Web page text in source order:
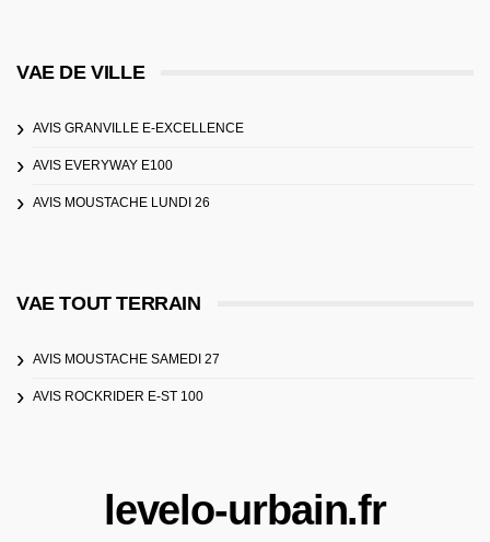
VAE DE VILLE
AVIS GRANVILLE E-EXCELLENCE
AVIS EVERYWAY E100
AVIS MOUSTACHE LUNDI 26
VAE TOUT TERRAIN
AVIS MOUSTACHE SAMEDI 27
AVIS ROCKRIDER E-ST 100
levelo-urbain.fr